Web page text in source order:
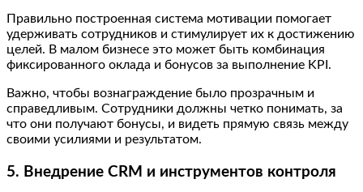
Правильно построенная система мотивации помогает
удерживать сотрудников и стимулирует их к достижению
целей. В малом бизнесе это может быть комбинация
фиксированного оклада и бонусов за выполнение KPI.
Важно, чтобы вознаграждение было прозрачным и
справедливым. Сотрудники должны четко понимать, за
что они получают бонусы, и видеть прямую связь между
своими усилиями и результатом.
5. Внедрение CRM и инструментов контроля